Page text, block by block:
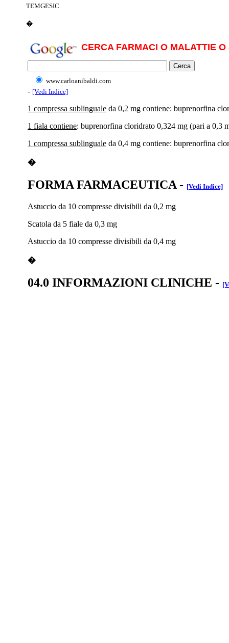
TEMGESIC
�
CERCA FARMACI O MALATTIE
www.carloanibaldi.com
- [Vedi Indice]
1 compressa sublinguale da 0,2 mg contiene: buprenorfina
1 fiala contiene: buprenorfina cloridrato 0,324 mg (pari a 0,3
1 compressa sublinguale da 0,4 mg contiene: buprenorfina
�
FORMA FARMACEUTICA - [Vedi Indice]
Astuccio da 10 compresse divisibili da 0,2 mg
Scatola da 5 fiale da 0,3 mg
Astuccio da 10 compresse divisibili da 0,4 mg
�
04.0 INFORMAZIONI CLINICHE -